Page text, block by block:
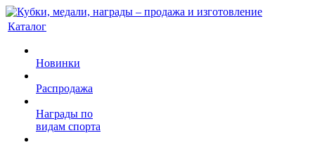
Каталог
Новинки
Распродажа
Награды по
видам спорта